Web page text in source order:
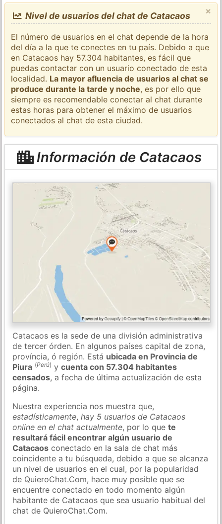
×
Nivel de usuarios del chat de Catacaos
El número de usuarios en el chat depende de la hora
del día a la que te conectes en tu país. Debido a que
en Catacaos hay 57.304 habitantes, es fácil que
puedas contactar con un usuario conectado de esta
localidad. La mayor afluencia de usuarios al chat se
produce durante la tarde y noche, es por ello que
siempre es recomendable conectar al chat durante
estas horas para obtener el máximo de usuarios
conectados al chat de esta ciudad.
Información de Catacaos
Catacaos es la sede de una división administrativa
de tercer órden. En algunos países capital de zona,
província, ó región. Está ubicada en Provincia de
Piura (Perú) ycuenta con 57.304 habitantes
censados, a fecha de última actualización de esta
página.
Nuestra experiencia nos muestra que,
estadísticamente,hay 5 usuarios de Catacaos
online en el chat actualmente, por lo quete
resultará fácil encontrar algún usuario de
Catacaos conectado en la sala de chat más
coincidente a tu búsqueda, debido a que se alcanza
un nivel de usuarios en el cual, por la popularidad
de QuieroChat.Com, hace muy posible que se
encuentre conectado en todo momento algún
habitante de Catacaos que sea usuario habitual del
chat de QuieroChat.Com.